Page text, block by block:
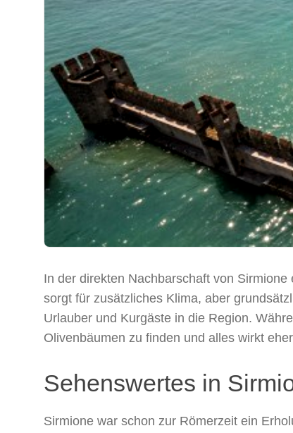
In der direkten Nachbarschaft von
sorgt für zusätzliches Klima, aber
Urlauber und Kurgäste in die Region.
Olivenbäumen zu finden und alles wirkt
Sehenswertes in
Sirmione war schon zur Römerzeit ein